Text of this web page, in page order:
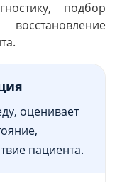
подбор
оценивает
пациента.